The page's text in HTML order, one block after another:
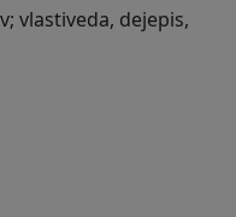
vlastiveda, dejepis,